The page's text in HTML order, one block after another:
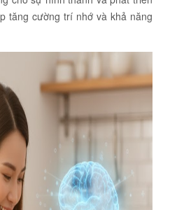
tăng cường trí nhớ và khả năng